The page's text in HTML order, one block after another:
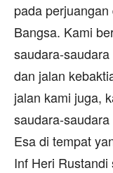
pada
Bangsa. Kami
saudara-
dan jalan
jalan kami juga,
saudara-
Esa di tempat
Inf Heri